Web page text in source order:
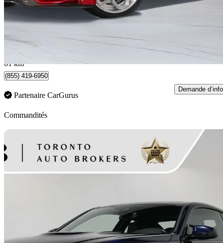
53 900 $
945 $/mois env.
Woodbridge, ON
61 km
(855) 419-6950
Partenaire CarGurus
Demande d’info
Commandités